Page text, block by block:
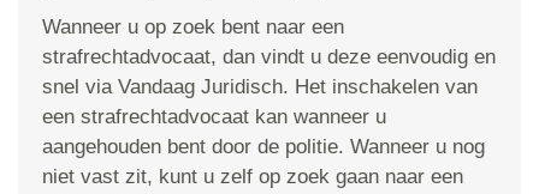
Wanneer u op zoek bent naar een
strafrechtadvocaat, dan vindt u deze eenvoudig en
snel via Vandaag Juridisch. Het inschakelen van
een strafrechtadvocaat kan wanneer u
aangehouden bent door de politie. Wanneer u nog
niet vast zit, kunt u zelf op zoek gaan naar een